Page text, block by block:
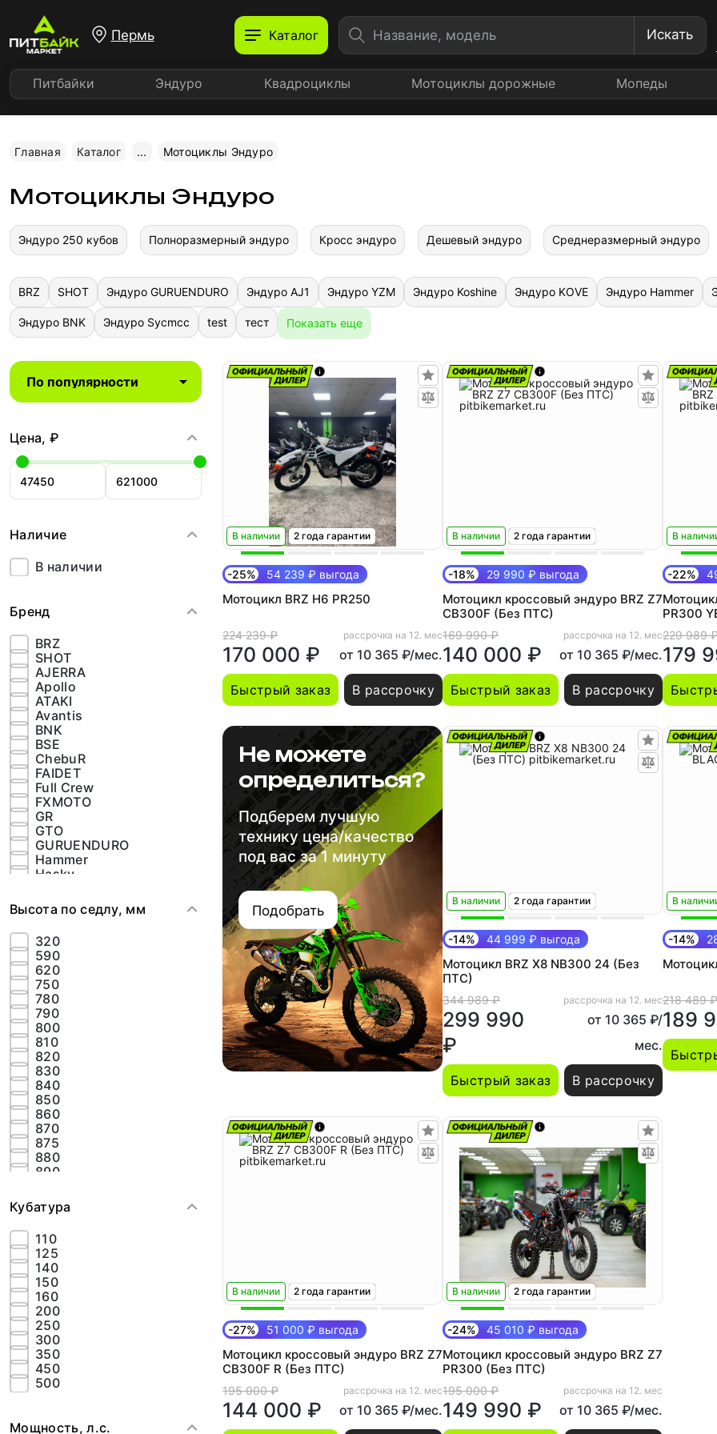
Пермь Каталог Искать
Питбайки Эндуро Квадроциклы Мотоциклы дорожные Мопеды
Главная Каталог ... Мотоциклы Эндуро
Мотоциклы Эндуро
Эндуро 250 кубов Полноразмерный эндуро Кросс эндуро Дешевый эндуро Среднеразмерный эндуро
BRZ SHOT Эндуро GURUENDURO Эндуро AJ1 Эндуро YZM Эндуро Koshine Эндуро KOVE Эндуро Hammer
Эндуро BNK Эндуро Sycmcc test тест Показать еще
Цена, ₽
Наличие
В наличии
Бренд
BRZ
SHOT
AJERRA
Apollo
ATAKI
Avantis
BNK
BSE
ChebuR
FAIDET
Full Crew
FXMOTO
GR
GTO
GURUENDURO
Hammer
Hasky
IRBIS
JHL
K2R
Kayo
Kews
Koshine
KOVE
Kugoo
Lifan
Minsk
Motax
Motoland
OXO
PROCIDA
Progasi
PROMAX
Racer
Regulmoto
Rockot
Sharmax
SPRMOTORS
STN
Sycmcc
TMBK
ULAR
Wels
Xmotos
YZM
ZTOT
ZUUM
ZUUMAV
ЗИД
Эконика
Высота по седлу, мм
320
590
620
750
780
790
800
810
820
830
840
850
860
870
875
880
890
910
920
930
935
940
945
950
960
965
970
980
990
Кубатура
110
125
140
150
160
200
250
300
350
450
500
Мощность, л.с.
В наличии 2 года гарантии
-25% 54 239 ₽ выгода
Мотоцикл BRZ H6 PR250
224 239 ₽
170 000 ₽
рассрочка на 12. мес
от 10 365 ₽/мес.
Быстрый заказ В рассрочку
В наличии 2 года гарантии
-18% 29 990 ₽ выгода
Мотоцикл кроссовый эндуро BRZ Z7
CB300F (Без ПТС)
169 990 ₽
140 000 ₽
рассрочка на 12. мес
от 10 365 ₽/мес.
Быстрый заказ В рассрочку
В
-22%
PR300
229 989
179
Не можете
определиться?
Подберем лучшую
технику цена/качество
под вас за 1 минуту
Подобрать
В наличии 2 года гарантии
-14% 44 999 ₽ выгода
Мотоцикл BRZ X8 NB300 24 (Без
ПТС)
344 989 ₽
299 990
₽
рассрочка на 12. мес
от 10 365 ₽/
мес.
Быстрый заказ В рассрочку
В
-14%
218 489 ₽
189
В наличии 2 года гарантии
-27% 51 000 ₽ выгода
Мотоцикл кроссовый эндуро BRZ Z7
CB300F R (Без ПТС)
195 000 ₽
144 000 ₽
рассрочка на 12. мес
от 10 365 ₽/мес.
В наличии 2 года гарантии
-24% 45 010 ₽ выгода
Мотоцикл кроссовый эндуро BRZ Z7
PR300 (Без ПТС)
195 000 ₽
149 990 ₽
рассрочка на 12. мес
от 10 365 ₽/мес.